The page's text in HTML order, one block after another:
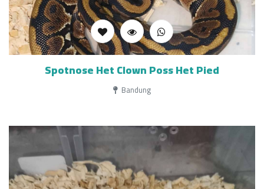
Spotnose Het Clown Poss Het Pied
Bandung